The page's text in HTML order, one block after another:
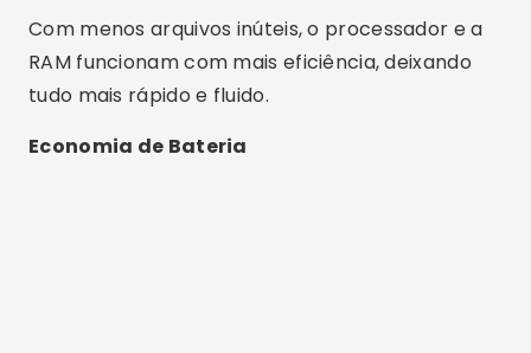
Com menos arquivos inúteis, o processador e a
RAM funcionam com mais eficiência, deixando
tudo mais rápido e fluido.
Economia de Bateria